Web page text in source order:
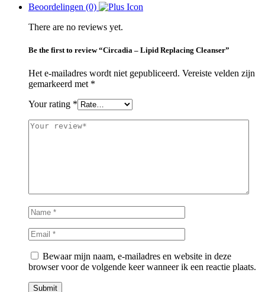
Beoordelingen (0)
There are no reviews yet.
Be the first to review “Circadia – Lipid Replacing Cleanser”
Het e-mailadres wordt niet gepubliceerd. Vereiste velden zijn
gemarkeerd met *
Your rating *
Bewaar mijn naam, e-mailadres en website in deze
browser voor de volgende keer wanneer ik een reactie plaats.